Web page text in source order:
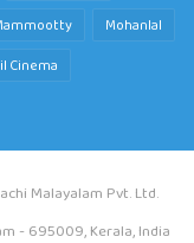
Mohanlal
Cinema
Malayalam Pvt. Ltd.
- 695009, Kerala, India